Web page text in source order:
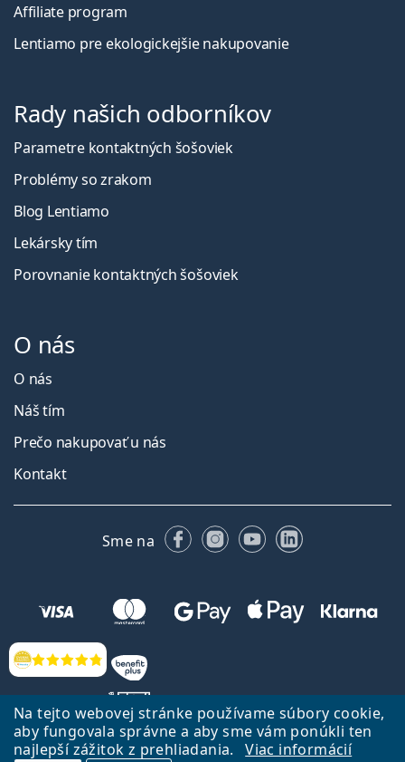
Na tejto webovej stránke používame súbory cookie,
aby fungovala správne a aby sme vám ponúkli ten
najlepší zážitok z prehliadania.
Viac informácií
Hodnotenia
Affiliate program
Lentiamo pre ekologickejšie nakupovanie
Rady našich odborníkov
Parametre kontaktných šošoviek
Problémy so zrakom
Blog Lentiamo
Lekársky tím
Porovnanie kontaktných šošoviek
O nás
O nás
Náš tím
Prečo nakupovať u nás
Kontakt
Sme na FacebookuInstagrame
YouTubeLinkedIn